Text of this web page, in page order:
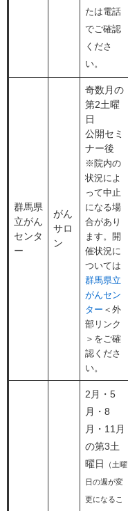
たは電話
でご確認
くださ
い。
群馬県
立がん
センタ
ー
がん
サロ
ン
奇数月の
第2土曜
日
公開セミ
ナー後
※院内の
状況によ
って中止
になる場
合があり
ます。開
催状況に
ついては
群馬県立
がんセン
ター ＜外
部リンク
＞ をご確
認くださ
い。
2月・5
月・8
月・11月
の第3土
曜日
（土曜
日の週が変
更になるこ